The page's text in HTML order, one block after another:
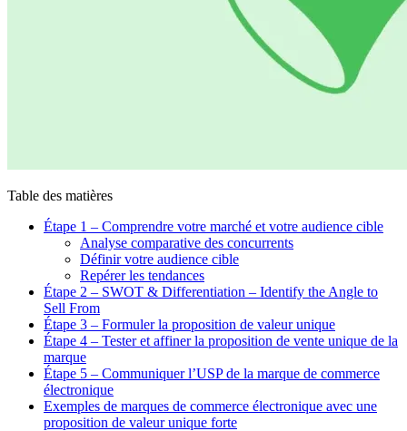
Table des matières
Étape 1 – Comprendre votre marché et votre audience cible
Analyse comparative des concurrents
Définir votre audience cible
Repérer les tendances
Étape 2 – SWOT & Differentiation – Identify the Angle to
Sell From
Étape 3 – Formuler la proposition de valeur unique
Étape 4 – Tester et affiner la proposition de vente unique de la
marque
Étape 5 – Communiquer l’USP de la marque de commerce
électronique
Exemples de marques de commerce électronique avec une
proposition de valeur unique forte